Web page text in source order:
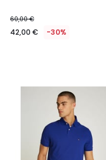
60,00 €
42,00 € -30%